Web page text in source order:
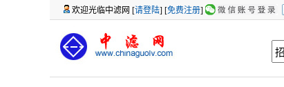
欢迎光临中滤网 [请登陆] [免费注册]